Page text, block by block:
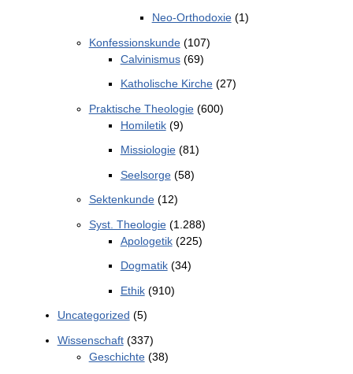
Neo-Orthodoxie(1)
Konfessionskunde(107)
Calvinismus(69)
Katholische Kirche(27)
Praktische Theologie(600)
Homiletik(9)
Missiologie(81)
Seelsorge(58)
Sektenkunde(12)
Syst. Theologie(1.288)
Apologetik(225)
Dogmatik(34)
Ethik(910)
Uncategorized (5)
Wissenschaft(337)
Geschichte(38)